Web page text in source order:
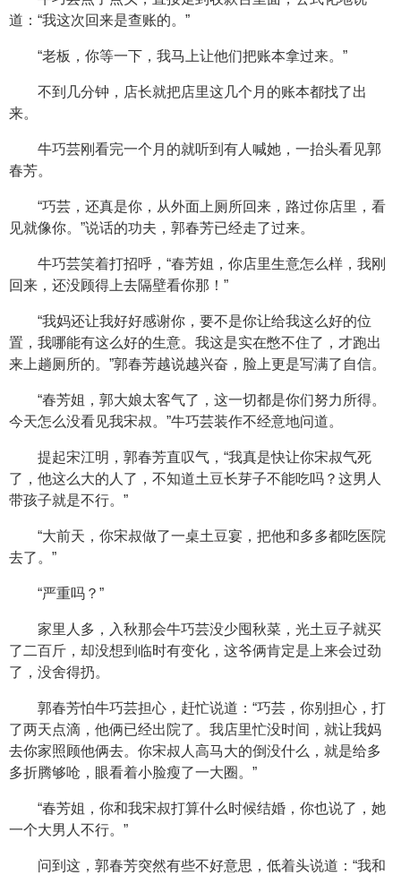
道：“我这次回来是查账的。”
“老板，你等一下，我马上让他们把账本拿过来。”
不到几分钟，店长就把店里这几个月的账本都找了出
来。
牛巧芸刚看完一个月的就听到有人喊她，一抬头看见郭
春芳。
“巧芸，还真是你，从外面上厕所回来，路过你店里，看
见就像你。”说话的功夫，郭春芳已经走了过来。
牛巧芸笑着打招呼，“春芳姐，你店里生意怎么样，我刚
回来，还没顾得上去隔壁看你那！”
“我妈还让我好好感谢你，要不是你让给我这么好的位
置，我哪能有这么好的生意。我这是实在憋不住了，才跑出
来上趟厕所的。”郭春芳越说越兴奋，脸上更是写满了自信。
“春芳姐，郭大娘太客气了，这一切都是你们努力所得。
今天怎么没看见我宋叔。”牛巧芸装作不经意地问道。
提起宋江明，郭春芳直叹气，“我真是快让你宋叔气死
了，他这么大的人了，不知道土豆长芽子不能吃吗？这男人
带孩子就是不行。”
“大前天，你宋叔做了一桌土豆宴，把他和多多都吃医院
去了。”
“严重吗？”
家里人多，入秋那会牛巧芸没少囤秋菜，光土豆子就买
了二百斤，却没想到临时有变化，这爷俩肯定是上来会过劲
了，没舍得扔。
郭春芳怕牛巧芸担心，赶忙说道：“巧芸，你别担心，打
了两天点滴，他俩已经出院了。我店里忙没时间，就让我妈
去你家照顾他俩去。你宋叔人高马大的倒没什么，就是给多
多折腾够呛，眼看着小脸瘦了一大圈。”
“春芳姐，你和我宋叔打算什么时候结婚，你也说了，她
一个大男人不行。”
问到这，郭春芳突然有些不好意思，低着头说道：“我和